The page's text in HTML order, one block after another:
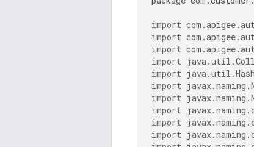
import
import
import
import
import
import
import
import
import
import